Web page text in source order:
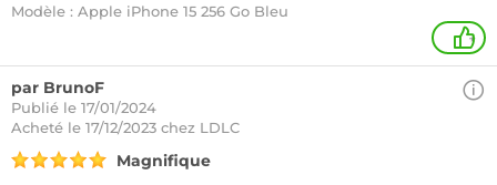
Modèle : Apple iPhone 15 256 Go Bleu
+
par BrunoF
Publié le 17/01/2024
Acheté le 17/12/2023 chez LDLC
Magnifique